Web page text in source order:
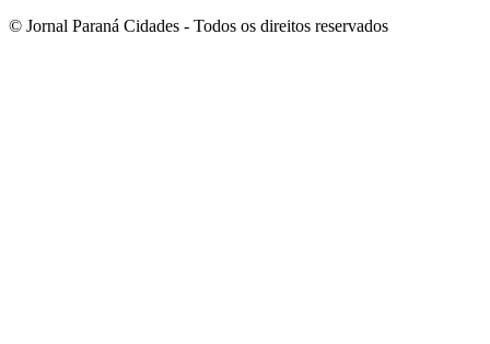
© Jornal Paraná Cidades - Todos os direitos reservados